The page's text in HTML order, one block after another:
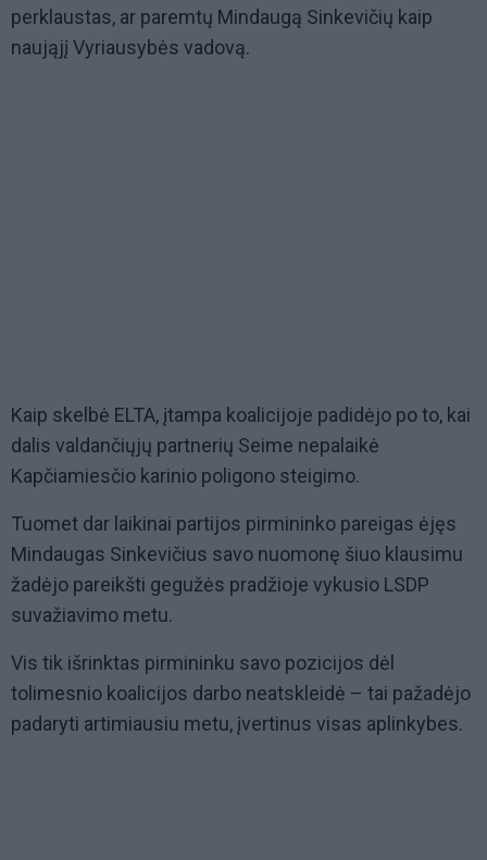
perklaustas, ar paremtų Mindaugą Sinkevičių kaip
naująjį Vyriausybės vadovą.
Kaip skelbė ELTA, įtampa koalicijoje padidėjo po to, kai
dalis valdančiųjų partnerių Seime nepalaikė
Kapčiamiesčio karinio poligono steigimo.
Tuomet dar laikinai partijos pirmininko pareigas ėjęs
Mindaugas Sinkevičius savo nuomonę šiuo klausimu
žadėjo pareikšti gegužės pradžioje vykusio LSDP
suvažiavimo metu.
Vis tik išrinktas pirmininku savo pozicijos dėl
tolimesnio koalicijos darbo neatskleidė – tai pažadėjo
padaryti artimiausiu metu, įvertinus visas aplinkybes.